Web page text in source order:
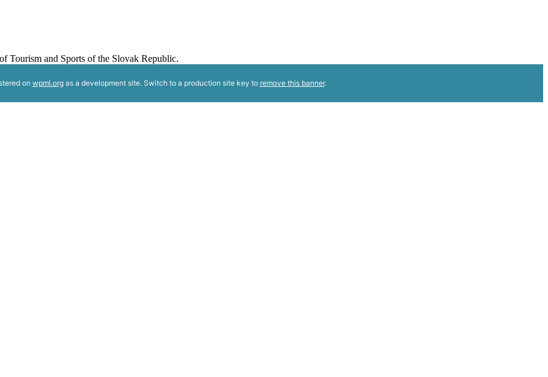
Tourism and Sports of the Slovak Republic.
on wpml.orgas a development site. Switch to a production site key to remove this banner.